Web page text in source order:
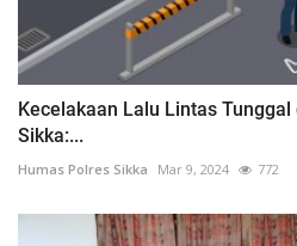
Kecelakaan Lalu Lintas Tunggal
Sikka:...
Humas Polres Sikka Mar 9, 2024 772